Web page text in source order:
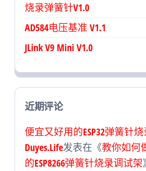
烧录弹簧针V1.0
AD584电压基准 V1.1
JLink V9 Mini V1.0
近期评论
便宜又好用的ESP32弹簧针
Duyes.Life发表在《教你如何
的ESP8266弹簧针烧录调试架